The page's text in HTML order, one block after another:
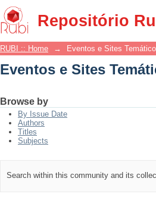
Repositório
Eventos e Sites
RUBI :: Home → Eventos e Sites
Eventos e Sites
Browse by
By Issue Date
Authors
Titles
Subjects
Search within this community and its